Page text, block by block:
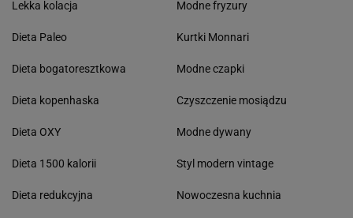
Lekka kolacja
Dieta Paleo
Dieta bogatoresztkowa
Dieta kopenhaska
Dieta OXY
Dieta 1500 kalorii
Dieta redukcyjna
Modne fryzury
Kurtki Monnari
Modne czapki
Czyszczenie mosiądzu
Modne dywany
Styl modern vintage
Nowoczesna kuchnia